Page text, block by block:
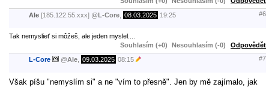
Ale [185.122.55.xxx] @ L-Core 08.03.2025 19:25 #6
Tak nemyslieť si môžeš, ale jeden myslel....
Souhlasím (+0)
Nesouhlasím (-0) Odpovědět
L-Core @Ale 09.03.2025 08:15 #7
Však píšu "nemyslím si" a ne "vím to přesně". Jen by mě zajímalo, jak